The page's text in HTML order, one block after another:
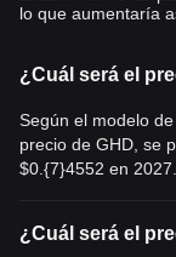
lo que aumentaría
¿Cuál será el
Según el modelo
precio de GHD, se
$0.{7}4552 en 2027.
¿Cuál será el